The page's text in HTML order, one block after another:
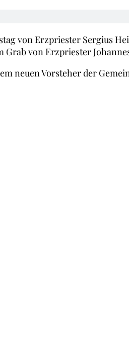
von Erzpriester Sergius
von Erzpriester
neuen Vorsteher der